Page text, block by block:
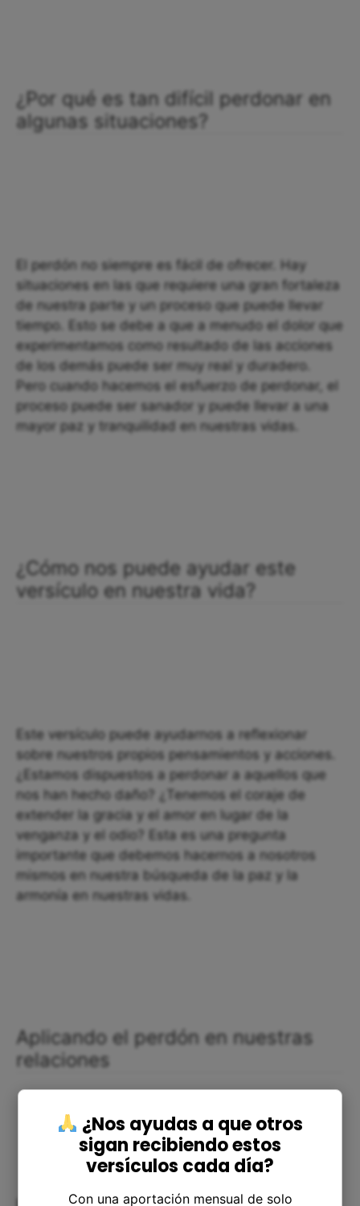
¿Por qué es tan difícil perdonar en
algunas situaciones?
El perdón no siempre es fácil de ofrecer. Hay
situaciones en las que requiere una gran fortaleza
de nuestra parte y un proceso que puede llevar
tiempo. Esto se debe a que a menudo el dolor que
experimentamos como resultado de las acciones
de los demás puede ser muy real y duradero.
Pero cuando hacemos el esfuerzo de perdonar, el
proceso puede ser sanador y puede llevar a una
mayor paz y tranquilidad en nuestras vidas.
¿Cómo nos puede ayudar este
versículo en nuestra vida?
Este versículo puede ayudarnos a reflexionar
sobre nuestros propios pensamientos y acciones.
¿Estamos dispuestos a perdonar a aquellos que
nos han hecho daño? ¿Tenemos el coraje de
extender la gracia y el amor en lugar de la
venganza y el odio? Esta es una pregunta
importante que debemos hacernos a nosotros
mismos en nuestra búsqueda de la paz y la
armonía en nuestras vidas.
Aplicando el perdón en nuestras
relaciones
¿Nos ayudas a que otros
sigan recibiendo estos
versículos cada día?
Con una aportación mensual de solo